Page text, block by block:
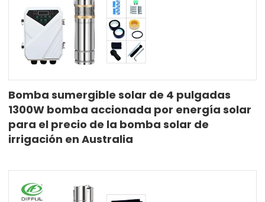
Bomba sumergible solar de 4 pulgadas
1300W bomba accionada por energía solar
para el precio de la bomba solar de
irrigación en Australia